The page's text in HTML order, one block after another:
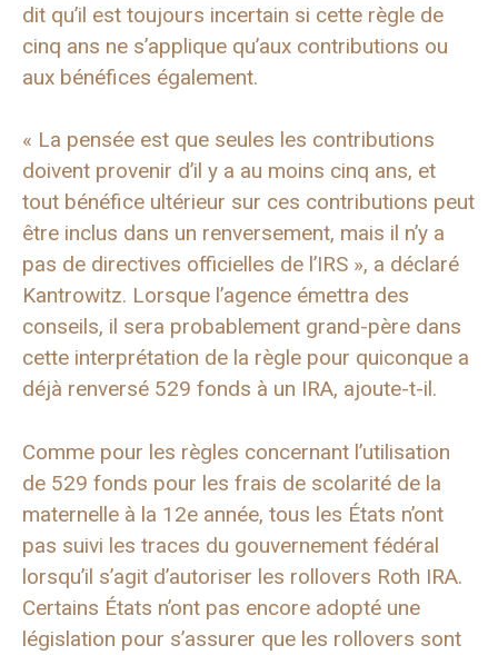
dit qu’il est toujours incertain si cette règle de
cinq ans ne s’applique qu’aux contributions ou
aux bénéfices également.
« La pensée est que seules les contributions
doivent provenir d’il y a au moins cinq ans, et
tout bénéfice ultérieur sur ces contributions peut
être inclus dans un renversement, mais il n’y a
pas de directives officielles de l’IRS », a déclaré
Kantrowitz. Lorsque l’agence émettra des
conseils, il sera probablement grand-père dans
cette interprétation de la règle pour quiconque a
déjà renversé 529 fonds à un IRA, ajoute-t-il.
Comme pour les règles concernant l’utilisation
de 529 fonds pour les frais de scolarité de la
maternelle à la 12e année, tous les États n’ont
pas suivi les traces du gouvernement fédéral
lorsqu’il s’agit d’autoriser les rollovers Roth IRA.
Certains États n’ont pas encore adopté une
législation pour s’assurer que les rollovers sont